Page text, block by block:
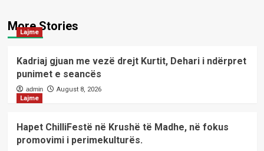
More Stories
Lajme
Kadriaj gjuan me vezë drejt Kurtit, Dehari i ndërpret
punimet e seancës
admin
August 8, 2026
Lajme
Hapet ChilliFestë në Krushë të Madhe, në fokus
promovimi i perimekulturës.